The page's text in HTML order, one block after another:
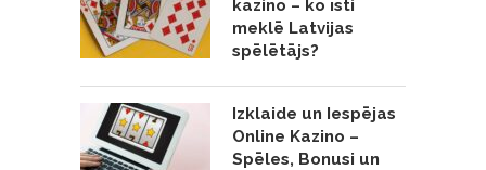
kazino – ko īsti
meklē Latvijas
spēlētājs?
Izklaide un Iespējas
Online Kazino –
Spēles, Bonusi un